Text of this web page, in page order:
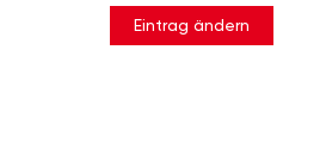
Eintrag ändern